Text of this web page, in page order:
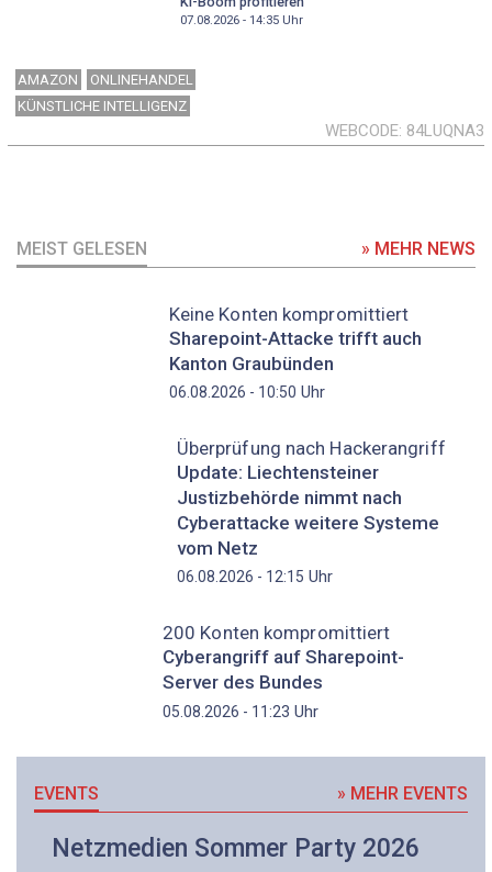
07.08.2026 - 14:35Uhr
AMAZON
ONLINEHANDEL
KÜNSTLICHE INTELLIGENZ
WEBCODE 84LUQNA3
MEIST GELESEN » MEHR NEWS
Keine Konten kompromittiert
Sharepoint-Attacke trifft auch
Kanton Graubünden
06.08.2026 - 10:50 Uhr
Überprüfung nach Hackerangriff
Update: Liechtensteiner
Justizbehörde nimmt nach
Cyberattacke weitere Systeme
vom Netz
06.08.2026 - 12:15 Uhr
200 Konten kompromittiert
Cyberangriff auf Sharepoint-
Server des Bundes
05.08.2026 - 11:23 Uhr
EVENTS » MEHR EVENTS
Netzmedien Sommer Party 2026